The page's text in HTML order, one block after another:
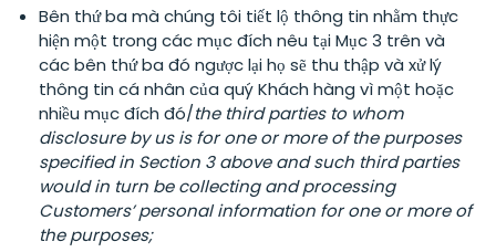
Bên thứ ba mà chúng tôi tiết lộ thông tin nhằm thực
hiện một trong các mục đích nêu tại Mục 3 trên và
các bên thứ ba đó ngược lại họ sẽ thu thập và xử lý
thông tin cá nhân của quý Khách hàng vì một hoặc
nhiều mục đích đó/the third parties to whom
disclosure by us is for one or more of the purposes
specified in Section 3 above and such third parties
would in turn be collecting and processing
Customers’ personal information for one or more of
the purposes;